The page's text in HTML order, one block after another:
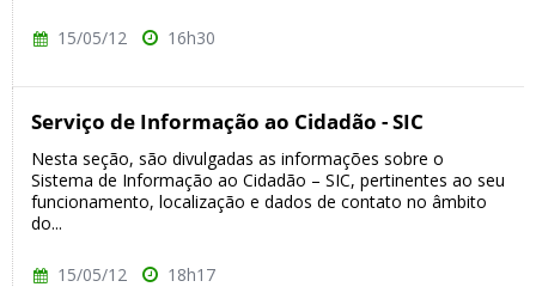
15/05/12 16h30
Serviço de Informação ao Cidadão - SIC
Nesta seção, são divulgadas as informações sobre o
Sistema de Informação ao Cidadão – SIC, pertinentes ao seu
funcionamento, localização e dados de contato no âmbito
do...
15/05/12 18h17